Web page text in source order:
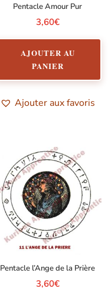
Pentacle Amour Pur
3,60€
AJOUTER AU
PANIER
Ajouter aux favoris
Pentacle l’Ange de la Prière
3,60€